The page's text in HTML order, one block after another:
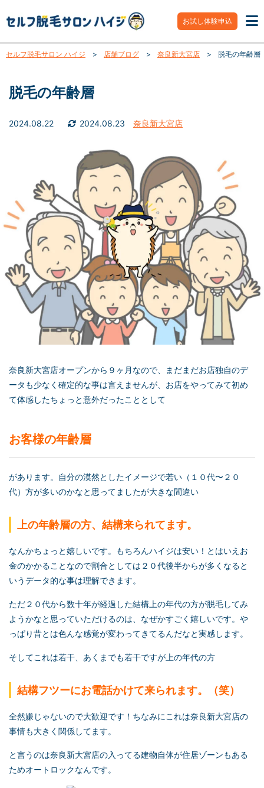
お試し体験申込
セルフ脱毛サロン ハイジ > 店舗ブログ > 奈良新大宮店 > 脱毛の年齢層
脱毛の年齢層
2024.08.22 2024.08.23 奈良新大宮店
奈良新大宮店オープンから９ヶ月なので、まだまだお店独自のデ
ータも少なく確定的な事は言えませんが、お店をやってみて初め
て体感したちょっと意外だったこととして
お客様の年齢層
があります。自分の漠然としたイメージで若い（１０代〜２０
代）方が多いのかなと思ってましたが大きな間違い
上の年齢層の方、結構来られてます。
なんかちょっと嬉しいです。もちろんハイジは安い！とはいえお
金のかかることなので割合としては２０代後半からが多くなると
いうデータ的な事は理解できます。
ただ２０代から数十年が経過した結構上の年代の方が脱毛してみ
ようかなと思っていただけるのは、なぜかすごく嬉しいです。や
っぱり昔とは色んな感覚が変わってきてるんだなと実感します。
そしてこれは若干、あくまでも若干ですが上の年代の方
結構フツーにお電話かけて来られます。（笑）
全然嫌じゃないので大歓迎です！ちなみにこれは奈良新大宮店の
事情も大きく関係してます。
と言うのは奈良新大宮店の入ってる建物自体が住居ゾーンもある
ためオートロックなんです。